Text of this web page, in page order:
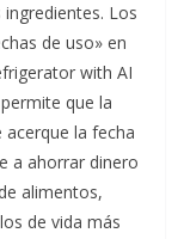
Los
de uso» en
with AI
que la
la fecha
a ahorrar dinero
alimentos,
de vida más